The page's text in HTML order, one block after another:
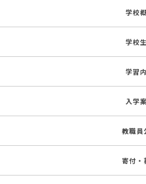
学校
学校
学習
入学
教職員
寄付・